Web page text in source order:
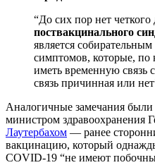
“До сих пор нет четкого
поствакцинального
является
симптомов, которые, по
иметь временную связь
связь причинная или
Аналогичные замечания
министром здравоохранения
Лаутербахом — ранее
вакцинацию, который
COVID-19 “не имеют